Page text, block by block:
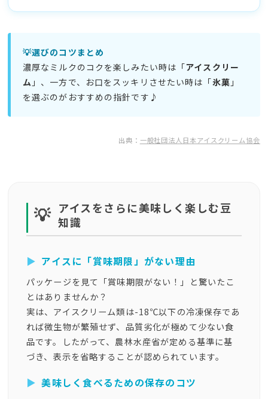
💡選びのコツまとめ
濃厚なミルクのコクを楽しみたい時は「アイスクリー
ム 」、一方で、お口をスッキリさせたい時は「氷菓 」
を選ぶのがおすすめの指針です♪
出典： 一般社団法人日本アイスクリーム協会
💡 アイスをさらに美味しく楽しむ豆
知識
▶ アイスに「賞味期限」がない理由
パッケージを見て「賞味期限がない！」と驚いたこ
とはありませんか？
実は、アイスクリーム類は-18℃以下の冷凍保存であ
れば微生物が繁殖せず、品質劣化が極めて少ない食
品です。したがって、農林水産省が定める基準に基
づき、表示を省略することが認められています。
▶ 美味しく食べるための保存のコツ